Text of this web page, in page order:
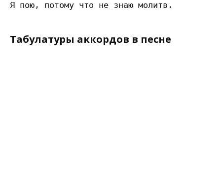
Табулатуры аккордов в песне